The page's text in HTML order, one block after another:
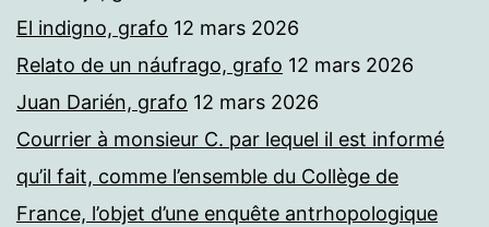
El indigno, grafo 12 mars 2026
Relato de un náufrago, grafo 12 mars 2026
Juan Darién, grafo 12 mars 2026
Courrier à monsieur C. par lequel il est informé
qu’il fait, comme l’ensemble du Collège de
France, l’objet d’une enquête antrhopologique